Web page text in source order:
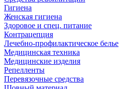
Гигиена
Женская гигиена
Здоровое и спец. питание
Контрацепция
Лечебно-профилактическое белье
Медицинская техника
Медицинские изделия
Репелленты
Перевязочные средства